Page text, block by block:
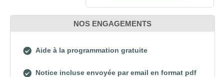
NOS ENGAGEMENTS
Aide à la programmation gratuite
Notice incluse envoyée par email en format pdf